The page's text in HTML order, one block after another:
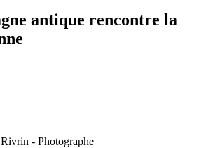
antique rencontre la
- Photographe